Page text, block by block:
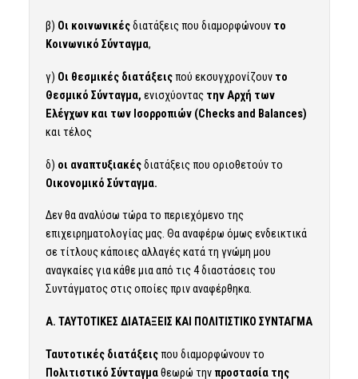
β) Οι κοινωνικέςδιατάξεις που διαμορφώνουν το
Κοινωνικό Σύνταγμα,
γ) Οι θεσμικές διατάξειςπού εκσυγχρονίζουντο
Θεσμικό Σύνταγμα, ενισχύονταςτην Αρχή των
Ελέγχων και των Ισορροπιών (Checks and Balances)
και τέλος
δ) οι αναπτυξιακέςδιατάξεις που οριοθετούν το
Οικονομικό Σύνταγμα.
Δεν θα αναλύσω τώρα το περιεχόμενο της
επιχειρηματολογίας μας. Θα αναφέρω όμως ενδεικτικά
σε τίτλους κάποιες αλλαγές κατά τη γνώμη μου
αναγκαίες για κάθε μια από τις 4 διαστάσεις του
Συντάγματος στις οποίες πριν αναφέρθηκα.
Α. ΤΑΥΤΟΤΙΚΕΣ ΔΙΑΤΑΞΕΙΣ ΚΑΙ ΠΟΛΙΤΙΣΤΙΚΟ ΣΥΝΤΑΓΜΑ
Ταυτοτικές διατάξειςπου διαμορφώνουν το
Πολιτιστικό Σύνταγμαθεωρώ την προστασία της